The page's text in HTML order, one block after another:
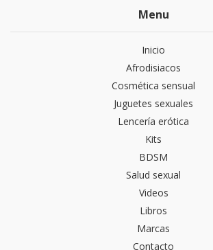
Menu
Inicio
Afrodisiacos
Cosmética sensual
Juguetes sexuales
Lencería erótica
Kits
BDSM
Salud sexual
Videos
Libros
Marcas
Contacto